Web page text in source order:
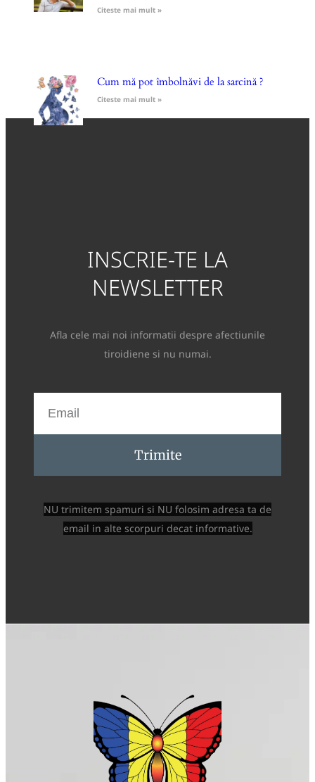
Citeste mai mult »
Cum mă pot îmbolnăvi de la sarcină ?
Citeste mai mult »
INSCRIE-TE LA
NEWSLETTER
Afla cele mai noi informatii despre afectiunile
tiroidiene si nu numai.
Trimite
NU trimitem spamuri si NU folosim adresa ta de
email in alte scorpuri decat informative.